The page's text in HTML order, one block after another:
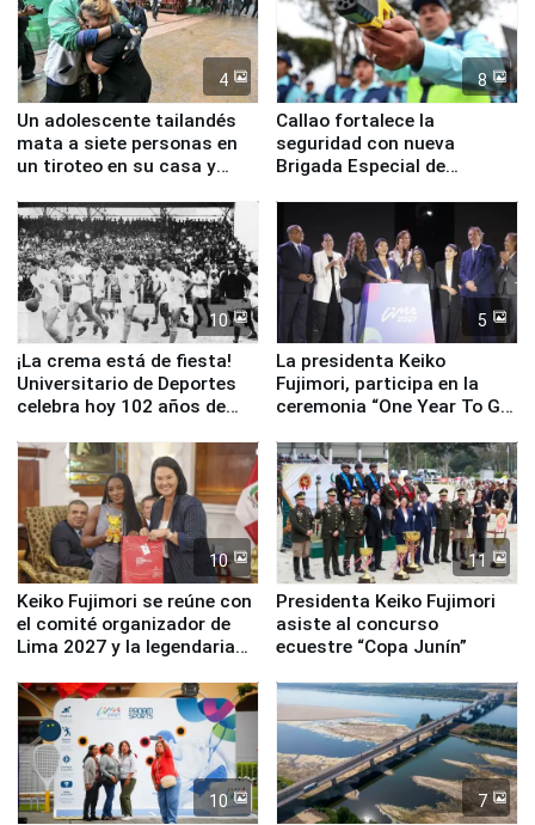
4
Un adolescente tailandés
mata a siete personas en
un tiroteo en su casa y
8
Callao fortalece la
seguridad con nueva
Brigada Especial de
equipamiento para
Serenazgo
10
¡La crema está de fiesta!
Universitario de Deportes
celebra hoy 102 años de
5
La presidenta Keiko
Fujimori, participa en la
ceremonia “One Year To Go
10
Keiko Fujimori se reúne con
el comité organizador de
Lima 2027 y la legendaria
11
Presidenta Keiko Fujimori
asiste al concurso
ecuestre “Copa Junín”
10 7